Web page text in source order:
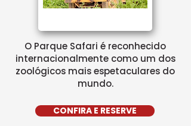
O Parque Safari é reconhecido
internacionalmente como um dos
zoológicos mais espetaculares do
mundo.
CONFIRA E RESERVE